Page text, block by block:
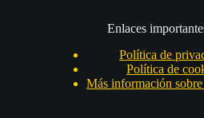
Enlaces
Política de
Política de
Más información